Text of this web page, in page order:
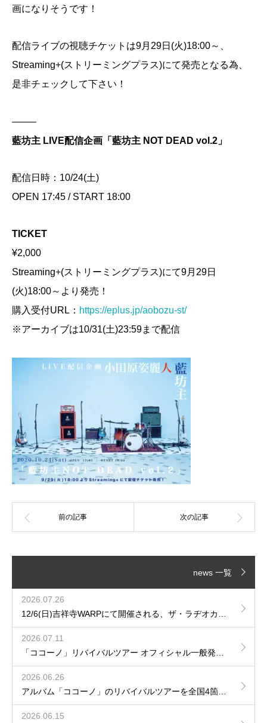
画になりそうです！
配信ライブの視聴チケットは9月29日(火)18:00～、
Streaming+(ストリーミングプラス)にて発売となる為、
是非チェックして下さい！
——–
藍坊主 LIVE配信企画「藍坊主 NOT DEAD vol.2」
配信日時：10/24(土)
OPEN 17:45 / START 18:00
TICKET
¥2,000
Streaming+(ストリーミングプラス)にて9月29日
(火)18:00～より発売！
購入受付URL： https://eplus.jp/aobozu-st/
※アーカイブは10/31(土)23:59まで配信
news 一覧
2026.07.26
2026.07.11
2026.06.26
2026.06.15